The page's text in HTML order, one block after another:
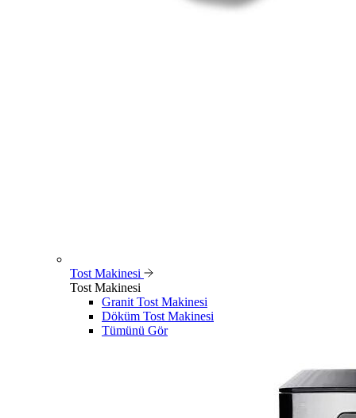
Tost Makinesi
Tost Makinesi
Granit Tost Makinesi
Döküm Tost Makinesi
Tümünü Gör